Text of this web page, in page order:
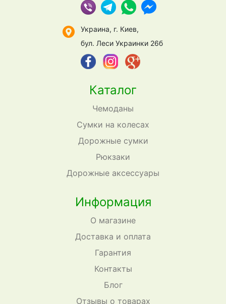
Каталог
Чемоданы
Сумки на колесах
Дорожные сумки
Рюкзаки
Дорожные аксессуары
Информация
О магазине
Доставка и оплата
Гарантия
Контакты
Блог
Отзывы о товарах
Украина, г. Киев,
бул. Леси Украинки 26б